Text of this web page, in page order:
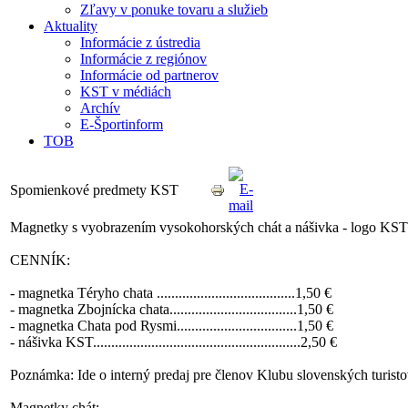
Zľavy v ponuke tovaru a služieb
Aktuality
Informácie z ústredia
Informácie z regiónov
Informácie od partnerov
KST v médiách
Archív
E-Športinform
TOB
Spomienkové predmety KST
Magnetky s vyobrazením vysokohorských chát a nášivka - logo
CENNÍK:
- magnetka Téryho chata ......................................1,50 €
- magnetka Zbojnícka chata...................................1,50 €
- magnetka Chata pod Rysmi.................................1,50 €
- nášivka KST.........................................................2,50 €
Poznámka: Ide o interný predaj pre členov Klubu slovenských